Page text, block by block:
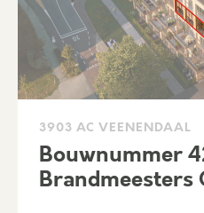
3903 AC VEENENDAAL
Bouwnummer
Brandmeesters